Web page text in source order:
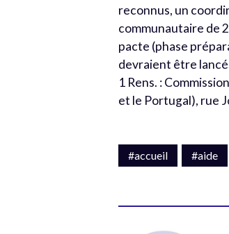
reconnus, un
communautaire de
pacte (phase
devraient être
1 Rens. :
et le Portugal), rue
#accueil #aide